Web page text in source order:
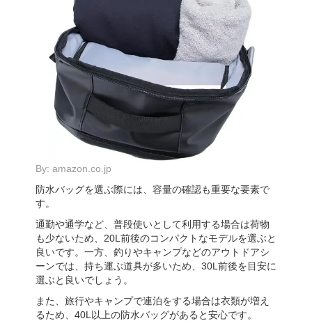
By: amazon.co.jp
防水バッグを選ぶ際には、容量の確認も重要な要素で
す。
通勤や通学など、普段使いとして利用する場合は荷物
も少ないため、20L前後のコンパクトなモデルを選ぶと
良いです。一方、釣りやキャンプなどのアウトドアシ
ーンでは、持ち運ぶ道具が多いため、30L前後を目安に
選ぶと良いでしょう。
また、旅行やキャンプで連泊をする場合は衣類が増え
るため、40L以上の防水バッグがあると安心です。